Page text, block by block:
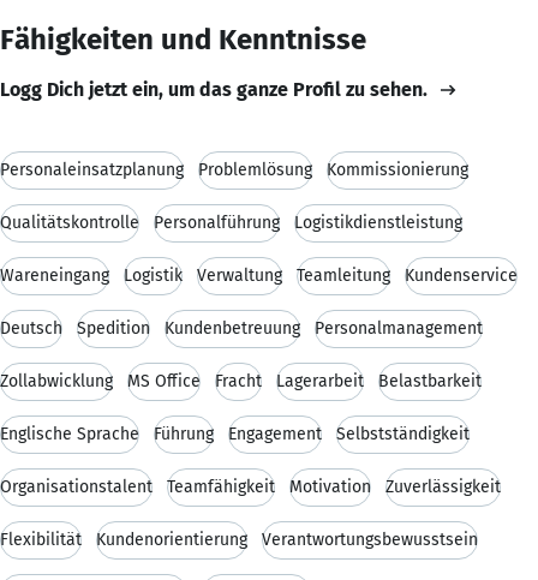
Fähigkeiten und Kenntnisse
Logg Dich jetzt ein, um das ganze Profil zu sehen.
Personaleinsatzplanung Problemlösung Kommissionierung
Qualitätskontrolle Personalführung Logistikdienstleistung
Wareneingang Logistik Verwaltung Teamleitung Kundenservice
Deutsch Spedition Kundenbetreuung Personalmanagement
Zollabwicklung MS Office Fracht Lagerarbeit Belastbarkeit
Englische Sprache Führung Engagement Selbstständigkeit
Organisationstalent Teamfähigkeit Motivation Zuverlässigkeit
Flexibilität Kundenorientierung Verantwortungsbewusstsein